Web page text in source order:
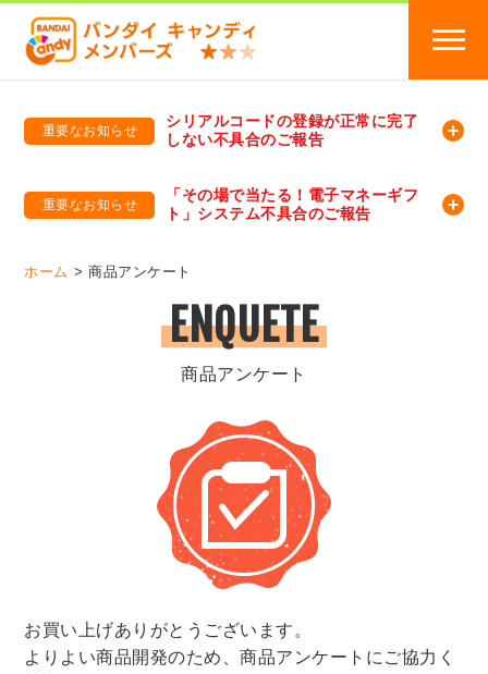
重要なお知らせ
シリアルコードの登録が正常に完了
しない不具合のご報告
重要なお知らせ
「その場で当たる！電子マネーギフ
ト」システム不具合のご報告
ホーム 商品アンケート
ENQUETE
商品アンケート
お買い上げありがとうございます。
よりよい商品開発のため、商品アンケートにご協力く